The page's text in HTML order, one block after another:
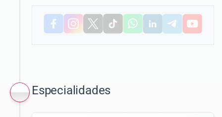
Especialidades